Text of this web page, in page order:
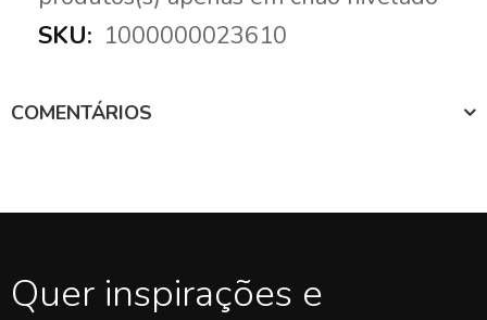
1000000023610
COMENTÁRIOS
Quer inspirações e